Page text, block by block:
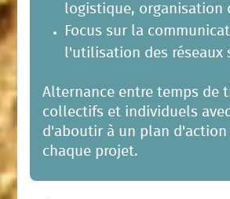
logistique, organisation
Focus sur la
l'utilisation des réseaux
Alternance entre temps de
collectifs et individuels
d'aboutir à un plan
chaque projet.